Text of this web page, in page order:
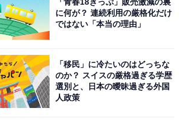
に何が？ 連続利用の厳格化だけ
ではない「本当の理由」
「移民」に冷たいのはどっちな
のか？ スイスの厳格過ぎる学歴
選別と、日本の曖昧過ぎる外国
人政策